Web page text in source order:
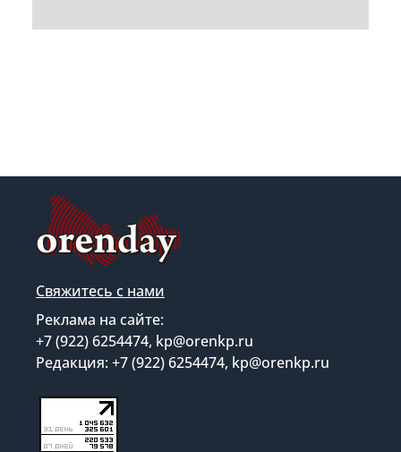
Свяжитесь с нами
Реклама на сайте:
+7 (922) 6254474, kp@orenkp.ru
Редакция: +7 (922) 6254474, kp@orenkp.ru